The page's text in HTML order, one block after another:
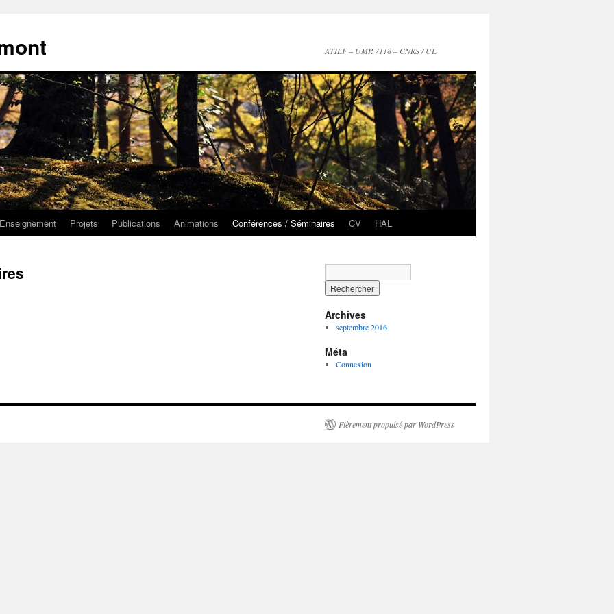
ATILF – UMR 7118 – CNRS / UL
Enseignement Projets Publications Animations Conférences / Séminaires CV HAL
Archives
septembre 2016
Méta
Connexion
Fièrement propulsé par WordPress